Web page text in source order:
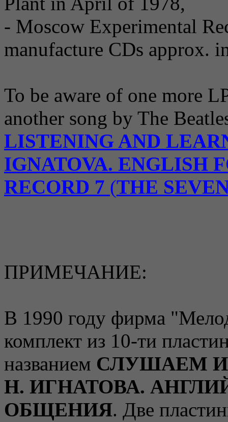
- Moscow Experimental
manufacture CDs approx.
To be aware of one more
another song by The
LISTENING AND
IGNATOVA. ENGLISH
RECORD 7 (THE
ПРИМЕЧАНИЕ:
В 1990 году фирма
комплект из 10-ти
названием СЛУШАЕМ
Н. ИГНАТОВА.
ОБЩЕНИЯ. Две